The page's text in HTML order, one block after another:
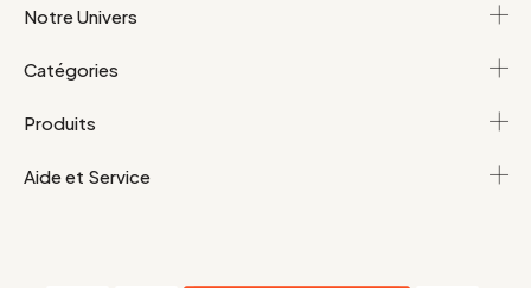
Notre Univers
Catégories
Produits
Aide et Service